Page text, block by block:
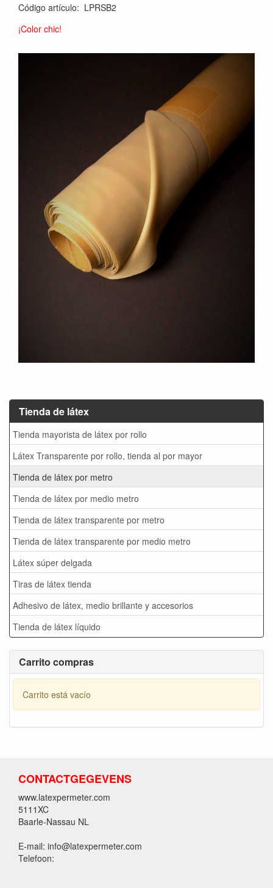
Tienda de látex
Tienda mayorista de látex por rollo
Látex Transparente por rollo, tienda al por mayor
Tienda de látex por metro
Tienda de látex por medio metro
Tienda de látex transparente por metro
Tienda de látex transparente por medio metro
Látex súper delgada
Tiras de látex tienda
Adhesivo de látex, medio brillante y accesorios
Tienda de látex líquido
Carrito compras
Carrito está vacío
Código artículo: LPRSB2
¡Color chic!
CONTACTGEGEVENS
www.latexpermeter.com
5111XC
Baarle-Nassau NL
E-mail: info@latexpermeter.com
Telefoon: